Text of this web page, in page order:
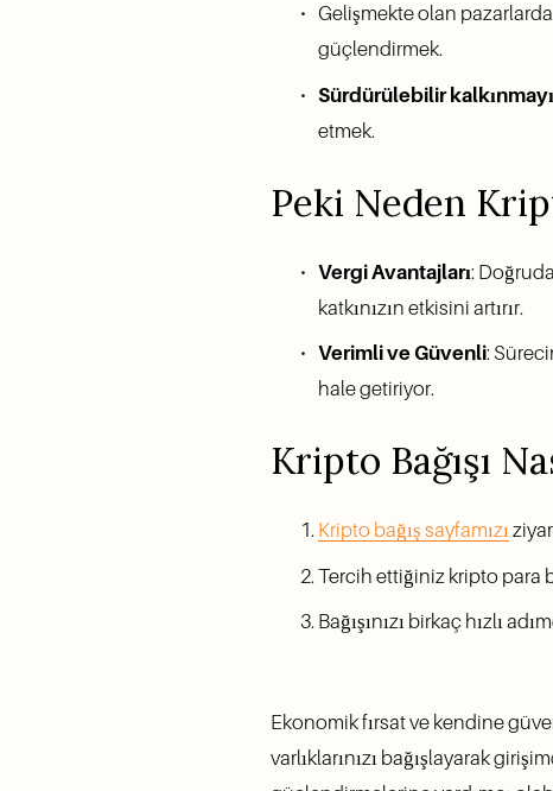
Gelişmekte olan pazarlarda
güçlendirmek.
Sürdürülebilir
etmek.
Peki Neden
Vergi Avantajları:
katkınızın etkisini artırır.
Verimli ve Güvenli:
hale getiriyor.
Kripto Bağışı
Kripto bağış sayfamızı
Tercih ettiğiniz kripto para
Bağışınızı birkaç hızlı
Ekonomik fırsat ve kendine
varlıklarınızı bağışlayarak